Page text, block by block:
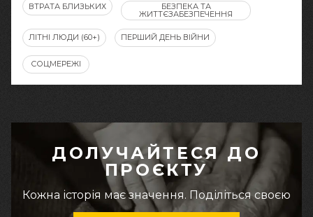
ВТРАТА БЛИЗЬКИХ БЕЗПЕКА ТА
ЖИТТЄЗАБЕЗПЕЧЕННЯ
ЛІТНІ ЛЮДИ (60+) ПЕРШИЙ ДЕНЬ ВІЙНИ
СОЦМЕРЕЖІ
ДОЛУЧАЙТЕСЯ ДО
ПРОЄКТУ
Кожна історія має значення. Поділіться своєю